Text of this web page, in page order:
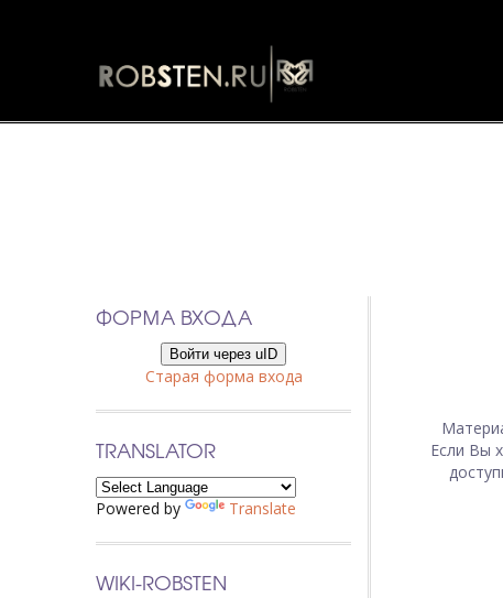
Если Вы
ФОРМА ВХОДА
Войти через uID
Старая форма входа
TRANSLATOR
Powered by Translate
WIKI-ROBSTEN